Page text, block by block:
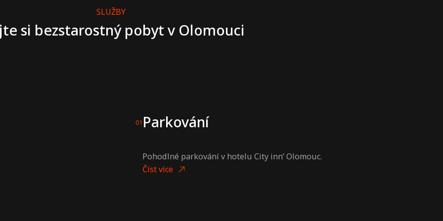
SLUŽBY
si bezstarostný pobyt v Olomouci
01 Parkování
Pohodlné parkování v hotelu City innʼ Olomouc.
Číst více